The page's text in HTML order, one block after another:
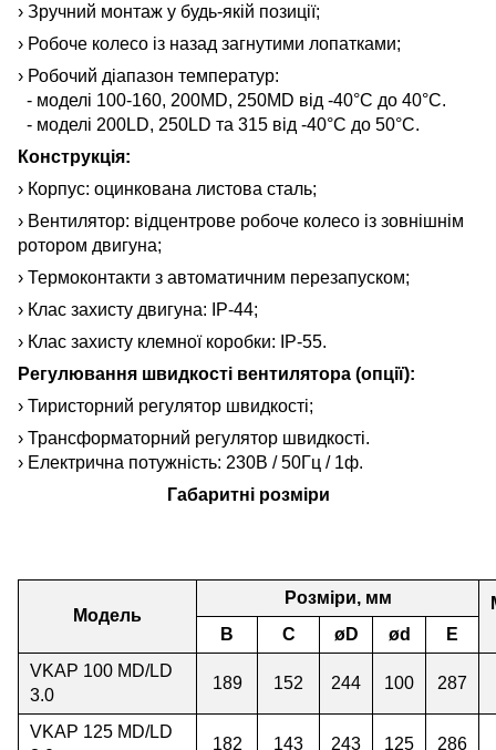
› Зручний монтаж у будь-якій позиції;
› Робоче колесо із назад загнутими лопатками;
› Робочий діапазон температур:
- моделі 100-160, 200MD, 250MD від -40°C до 40°C.
- моделі 200LD, 250LD та 315 від -40°C до 50°C.
Конструкція:
› Корпус: оцинкована листова сталь;
› Вентилятор: відцентрове робоче колесо із зовнішнім
ротором двигуна;
› Термоконтакти з автоматичним перезапуском;
› Клас захисту двигуна: IP-44;
› Клас захисту клемної коробки: IP-55.
Регулювання швидкості вентилятора (опції):
› Тиристорний регулятор швидкості;
› Трансформаторний регулятор швидкості.
› Електрична потужність: 230В / 50Гц / 1ф.
Габаритні розміри
Модель
Розміри, мм
B
C øD ød
E
VKAP 100 MD/LD
3.0
189 152 244 100 287
VKAP 125 MD/LD
182 143 243 125 286